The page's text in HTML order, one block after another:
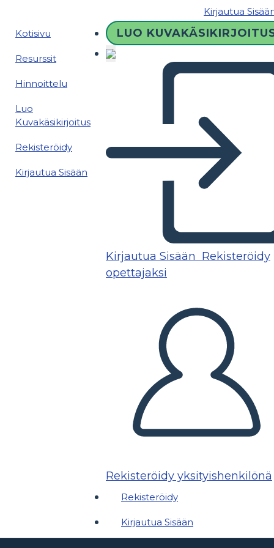
Kirjautua
Kotisivu
Resurssit
Hinnoittelu
Luo
Kuvakäsikirjoitus
Rekisteröidy
Kirjautua Sisään
LUO
Kirjautua Sisään Rekisteröidy
opettajaksi
Rekisteröidy yksityishenkilönä
Rekisteröidy
Kirjautua Sisään